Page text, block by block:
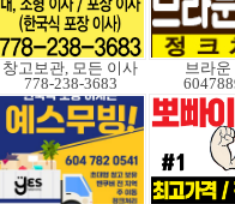
창고보관, 모든 이사
778-238-3683
브라운